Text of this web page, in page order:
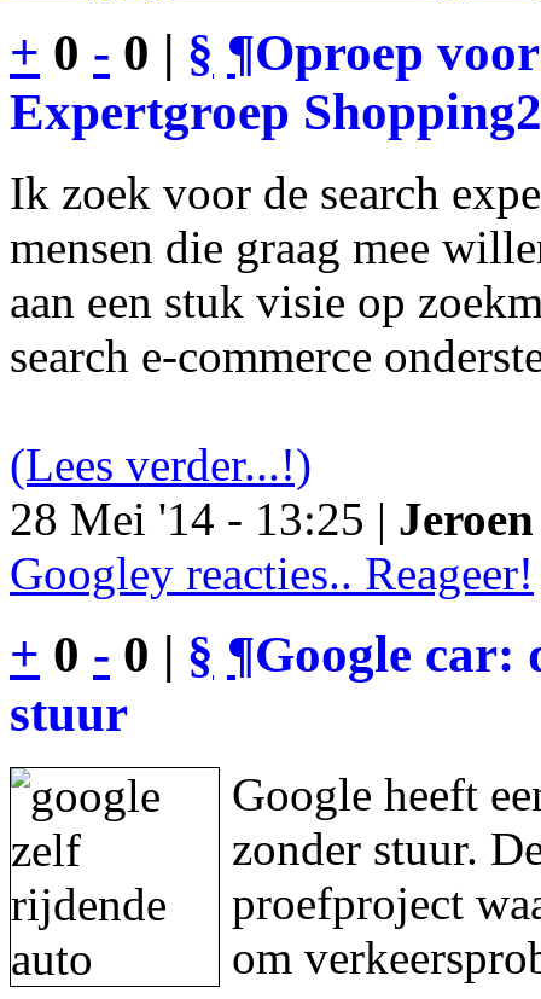
+ 0 - 0 | § ¶Oproep
Expertgroep
Ik zoek voor de search
mensen die graag mee
aan een stuk visie op
search e-commerce
(Lees verder...!)
28 Mei '14 - 13:25 |
Googley reacties.. Reageer!
+ 0 - 0 | § ¶Google car:
stuur
Google heeft
zonder stuur.
proefproject
om